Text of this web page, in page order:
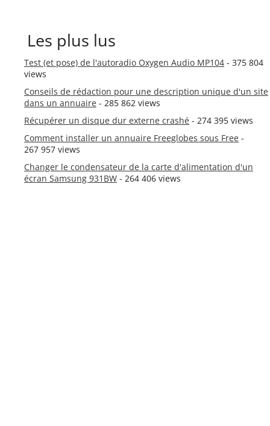
Les plus lus
Test (et pose) de l'autoradio Oxygen Audio MP104 - 375 804
views
Conseils de rédaction pour une description unique d'un site
dans un annuaire - 285 862 views
Récupérer un disque dur externe crashé - 274 395 views
Comment installer un annuaire Freeglobes sous Free -
267 957 views
Changer le condensateur de la carte d'alimentation d'un
écran Samsung 931BW - 264 406 views